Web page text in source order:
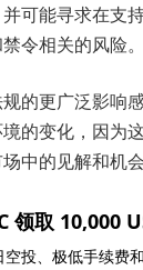
可能寻求在支
令相关的风险。
的更广泛影响
的变化，因为
中的见解和机会
领取 10,000
投、极低手续费